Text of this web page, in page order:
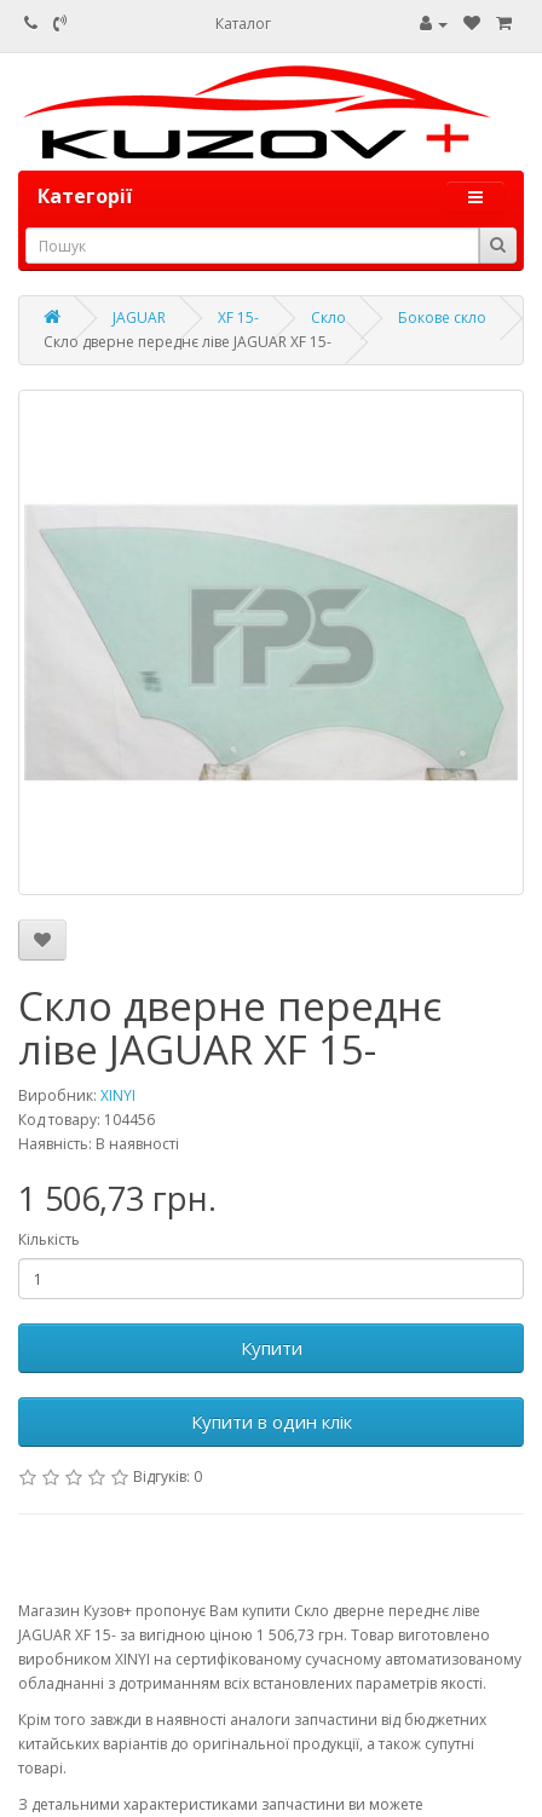
Каталог
Категорії
JAGUAR XF 15- Скло
Бокове скло
Скло дверне переднє ліве JAGUAR XF 15-
Скло дверне переднє
ліве JAGUAR XF 15-
Виробник: XINYI
Код товару: 104456
Наявність: В наявності
1 506,73 грн.
Кількість
Купити
Купити в один клік
Відгуків: 0
Магазин Кузов+ пропонує Вам купити Скло дверне переднє ліве
JAGUAR XF 15- за вигідною ціною 1 506,73 грн. Товар виготовлено
виробником XINYI на сертифікованому сучасному автоматизованому
обладнанні з дотриманням всіх встановлених параметрів якості.
Крім того завжди в наявності аналоги запчастини від бюджетних
китайських варіантів до оригінальної продукції, а також супутні
товарі.
З детальними характеристиками запчастини ви можете